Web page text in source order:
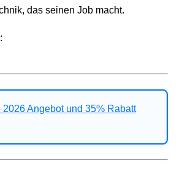
das seinen Job macht.